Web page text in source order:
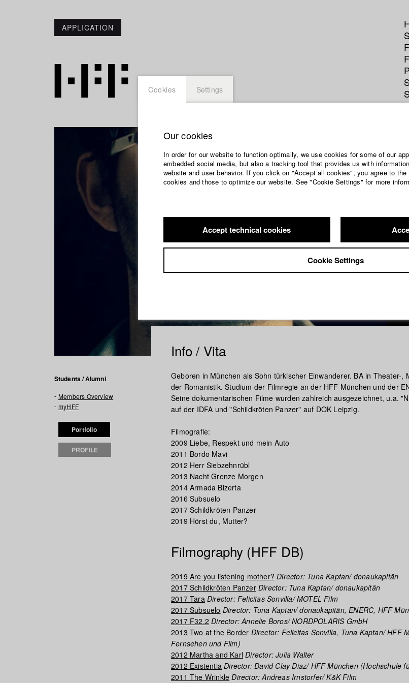
APPLICATION
Students / Alumni
Members Overview
myHFF
Portfolio
PROFILE
Info / Vita
Geboren in München als Sohn türkischer Einwanderer. BA in Theater-,
der Romanistik. Studium der Filmregie an der HFF München und der
Seine dokumentarischen Filme wurden zahlreich ausgezeichnet, u.a.
auf der IDFA und "Schildkröten Panzer" auf DOK Leipzig.
Filmografie:
2009 Liebe, Respekt und mein Auto
2011 Bordo Mavi
2012 Herr Siebzehnrübl
2013 Nacht Grenze Morgen
2014 Armada Bizerta
2016 Subsuelo
2017 Schildkröten Panzer
2019 Hörst du, Mutter?
Filmography (HFF DB)
2019 Are you listening mother? Director: Tuna Kaptan/ donaukapitän
2017 Schildkröten PanzerDirector: Tuna Kaptan/ donaukapitän
2017 TaraDirector: Felicitas Sonvilla/ MOTEL Film
2017 Subsuelo Director: Tuna Kaptan/ donaukapitän, ENERC, HFF
2017 F32.2 Director: Annelie Boros/ NORDPOLARIS GmbH
2013 Two at the Border Director: Felicitas Sonvilla, Tuna Kaptan/ HFF
Fernsehen und Film)
2012 Martha and Karl Director: Julia Walter
2012 ExistentiaDirector: David Clay Diaz/ HFF München (Hochschule
2011 The Wrinkle Director: Andreas Irnstorfer/ K&K Film
Cookies Settings
Our cookies
In order for our website to function optimally, we use cookies for some of our
embedded social media, but also a tracking tool that provides us with
website and user behavior. If you click on "Accept all cookies", you agree to
cookies and those to optimize our website. See "Cookie Settings" for more
Accept technical cookies
Cookie Settings